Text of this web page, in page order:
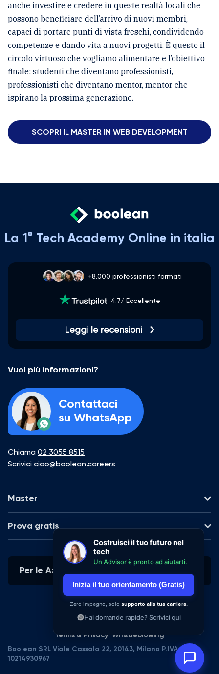
anche investire e credere in queste realtà locali che
possono beneficiare dell’arrivo di nuovi membri,
capaci di portare punti di vista freschi, condividendo
competenze e dando vita a nuovi progetti. È questo il
circolo virtuoso che vogliamo alimentare e l’obiettivo
finale: studenti che diventano professionisti,
professionisti che diventano mentor, mentor che
ispirano la prossima generazione.
SCOPRI IL MASTER IN WEB DEVELOPMENT
La 1° Tech Academy Online in italia
+8.000 professionisti formati
4.7/ Eccellente
Leggi le recensioni
Vuoi più informazioni?
Contattaci
su WhatsApp
Chiama 02 3055 8515
Scrivici ciao@boolean.careers
Master
AI Web Development
Part-time - 5 mesi
AI Vibe Coding
Part-time - 2 mesi
Data Analytics
Part-time - 6 mesi
UX/UI Design
AI Coding Upskilling
Part-time - 2 mesi
Prova gratis
Data Analytics
On-demand - 8 ore
UX/UI Design
On-demand - 2 ore
Per le Aziende
Terms & Privacy Whistleblowing
Boolean SRL Viale Cassala 22, 20143, Milano P.IVA:
10214930967
Costruisci il tuo futuro nel
tech
Un Advisor è pronto ad aiutarti.
Inizia il tuo orientamento (Gratis)
Zero impegno, solo supporto alla tua carriera.
Hai domande rapide? Scrivici qui